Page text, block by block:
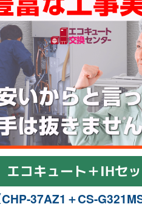
エコキュート＋IHセ
CHP-37AZ1＋CS-G321MS